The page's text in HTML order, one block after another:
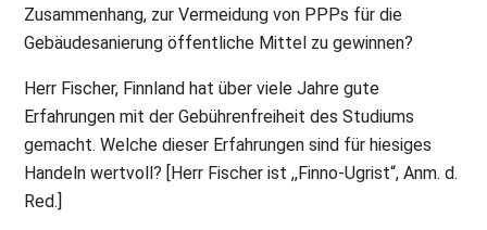
Zusammenhang, zur Vermeidung von PPPs für die
Gebäudesanierung öffentliche Mittel zu gewinnen?
Herr Fischer, Finnland hat über viele Jahre gute
Erfahrungen mit der Gebührenfreiheit des Studiums
gemacht. Welche dieser Erfahrungen sind für hiesiges
Handeln wertvoll? [Herr Fischer ist ,,Finno-Ugrist“, Anm. d.
Red.]